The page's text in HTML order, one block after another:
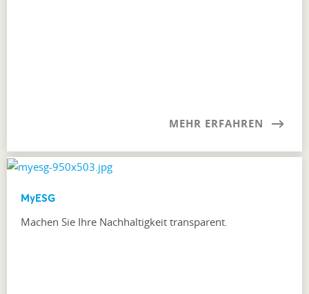
MEHR ERFAHREN
MyESG
Machen Sie Ihre Nachhaltigkeit transparent.